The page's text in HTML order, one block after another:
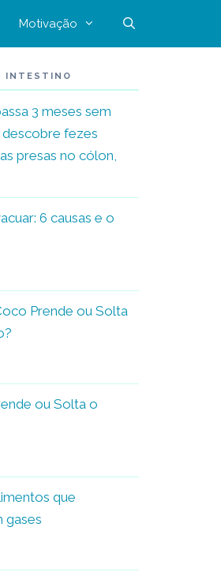
Motivação
INTESTINO
3 meses sem
descobre fezes
presas no cólon,
6 causas e o
Prende ou Solta
ou Solta o
que
gases